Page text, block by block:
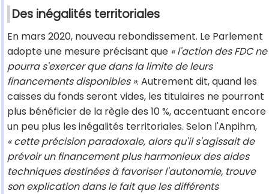
Des inégalités territoriales
En mars 2020, nouveau rebondissement. Le Parlement
adopte une mesure précisant que « l'action des FDC ne
pourra s'exercer que dans la limite de leurs
financements disponibles ». Autrement dit, quand les
caisses du fonds seront vides, les titulaires ne pourront
plus bénéficier de la règle des 10 %, accentuant encore
un peu plus les inégalités territoriales. Selon l'Anpihm,
« cette précision paradoxale, alors qu'il s'agissait de
prévoir un financement plus harmonieux des aides
techniques destinées à favoriser l'autonomie, trouve
son explication dans le fait que les différents